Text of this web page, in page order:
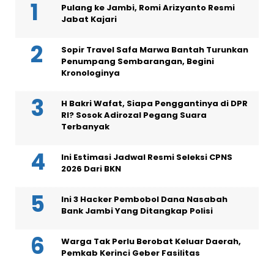
Pulang ke Jambi, Romi Arizyanto Resmi
Jabat Kajari
Sopir Travel Safa Marwa Bantah Turunkan
Penumpang Sembarangan, Begini
Kronologinya
H Bakri Wafat, Siapa Penggantinya di DPR
RI? Sosok Adirozal Pegang Suara
Terbanyak
Ini Estimasi Jadwal Resmi Seleksi CPNS
2026 Dari BKN
Ini 3 Hacker Pembobol Dana Nasabah
Bank Jambi Yang Ditangkap Polisi
Warga Tak Perlu Berobat Keluar Daerah,
Pemkab Kerinci Geber Fasilitas